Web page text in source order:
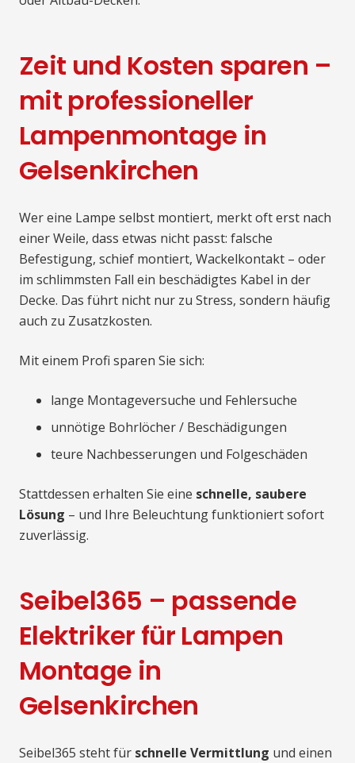
Zeit und Kosten sparen –
mit professioneller
Lampenmontage in
Gelsenkirchen
Wer eine Lampe selbst montiert, merkt oft erst nach
einer Weile, dass etwas nicht passt: falsche
Befestigung, schief montiert, Wackelkontakt – oder
im schlimmsten Fall ein beschädigtes Kabel in der
Decke. Das führt nicht nur zu Stress, sondern häufig
auch zu Zusatzkosten.
Mit einem Profi sparen Sie sich:
lange Montageversuche und Fehlersuche
unnötige Bohrlöcher / Beschädigungen
teure Nachbesserungen und Folgeschäden
Stattdessen erhalten Sie eine schnelle, saubere
Lösung – und Ihre Beleuchtung funktioniert sofort
zuverlässig.
Seibel365 – passende
Elektriker für Lampen
Montage in
Gelsenkirchen
Seibel365 steht für schnelle Vermittlung und einen